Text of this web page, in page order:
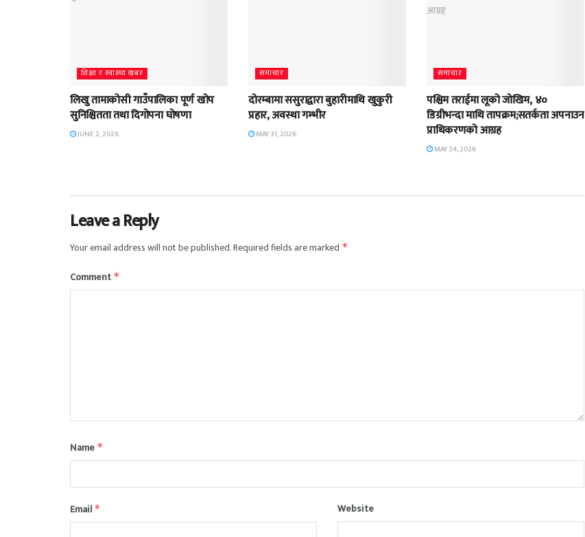
शिक्षा र स्वास्थ्य खबर
लिखु तामाकोसी गाउँपालिका पूर्ण खोप
सुनिश्चितता तथा दिगोपना घोषणा
JUNE 2, 2026
समाचार
दोरम्बामा ससुराद्वारा बुहारीमाथि खुकुरी
प्रहार, अवस्था गम्भीर
MAY 31, 2026
समाचार
पश्चिम तराईमा लूको जोखिम, ४०
डिग्रीभन्दा माथि तापक्रम;सतर्कता अपनाउन
प्राधिकरणको आग्रह
MAY 24, 2026
Leave a Reply
Your email address will not be published.Required fields are marked *
Comment *
Name *
Email * Website